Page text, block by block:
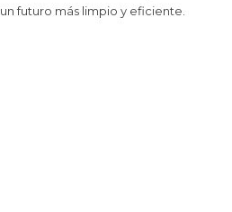
futuro más limpio y eficiente.